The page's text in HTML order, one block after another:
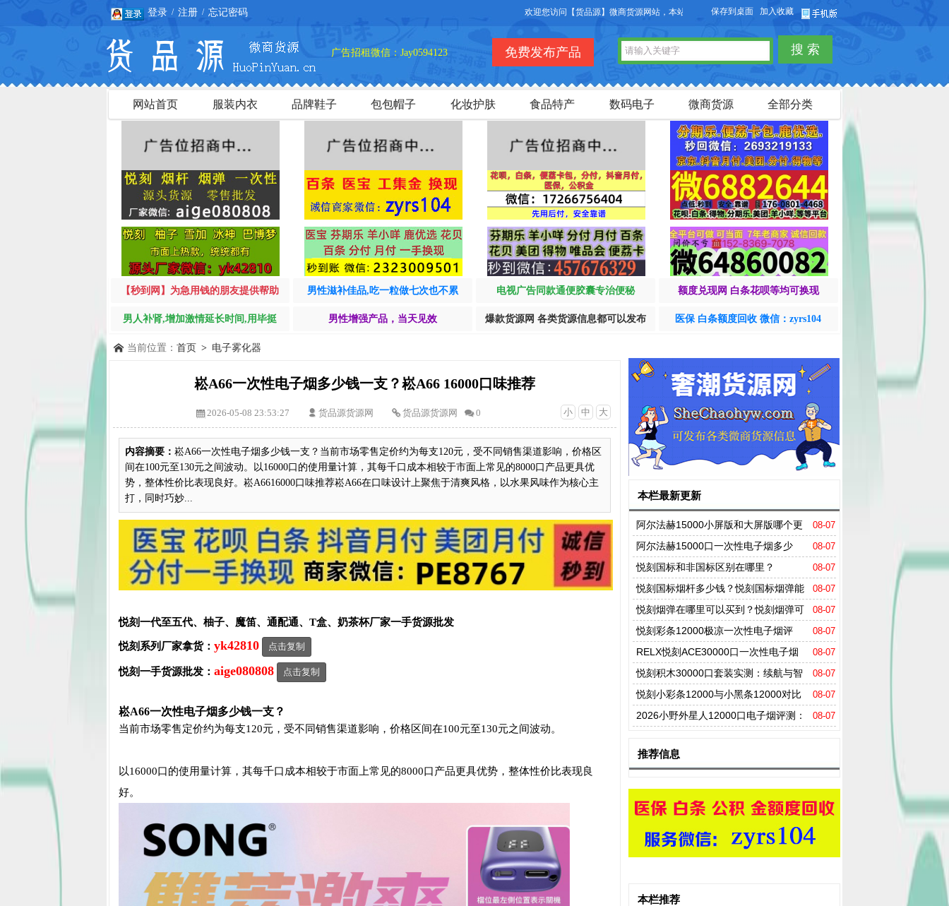
登录 / 注册 / 忘记密码 欢迎您访问【货品源】微商货源网站，本站可以免费发布微商货源信息，免费发布供求信息，也可以免费发布淘宝客商品信息
保存到桌面 加入收藏
广告招租微信：Jay0594123 搜 索
免费发布产品
网站首页 服装内衣 品牌鞋子 包包帽子 化妆护肤 食品特产 数码电子 微商货源 全部分类
【秒到网】为急用钱的朋友提供帮助 男性滋补佳品,吃一粒做七次也不累 电视广告同款通便胶囊专治便秘 额度兑现网 白条花呗等均可换现
男人补肾,增加激情延长时间,用毕挺 男性增强产品，当天见效 爆款货源网 各类货源信息都可以发布 医保 白条额度回收 微信：zyrs104
当前位置： 首页 > 电子雾化器
崧A66一次性电子烟多少钱一支？崧A66 16000口味推荐
小 中 大
2026-05-08 23:53:27 货品源货源网 货品源货源网 0
内容摘要： 崧A66一次性电子烟多少钱一支？当前市场零售定价约为每支120元，受不同销售渠道影响，价格区
间在100元至130元之间波动。以16000口的使用量计算，其每千口成本相较于市面上常见的8000口产品更具优
势，整体性价比表现良好。崧A6616000口味推荐崧A66在口味设计上聚焦于清爽风格，以水果风味作为核心主
打，同时巧妙...
悦刻一代至五代、柚子、魔笛、通配通、T盒、奶茶杯厂家一手货源批发
悦刻系列厂家拿货： yk42810 点击复制
悦刻一手货源批发： aige080808 点击复制
崧A66一次性电子烟多少钱一支？
当前市场零售定价约为每支120元，受不同销售渠道影响，价格区间在100元至130元之间波动。
以16000口的使用量计算，其每千口成本相较于市面上常见的8000口产品更具优势，整体性价比表现良
好。
本栏最新更新
08-07
阿尔法赫15000小屏版和大屏版哪个更
值得买？ 08-07
阿尔法赫15000口一次性电子烟多少
钱？阿尔法赫15000口能抽多久？ 08-07
悦刻国标和非国标区别在哪里？
08-07
悦刻国标烟杆多少钱？悦刻国标烟弹能
抽多少口？ 08-07
悦刻烟弹在哪里可以买到？悦刻烟弹可
以用多长时间？ 08-07
悦刻彩条12000极凉一次性电子烟评
测：超大容量与极致冰爽体验解析 08-07
RELX悦刻ACE30000口一次性电子烟
实测：持久续航+三档功率调节，高端新品实
测体验
08-07
悦刻积木30000口套装实测：续航与智
能双重提升，口感实测 08-07
悦刻小彩条12000与小黑条12000对比
评测：口感差异解析及选购指南 08-07
2026小野外星人12000口电子烟评测：
柚子谁更胜一筹？
推荐信息
本栏推荐